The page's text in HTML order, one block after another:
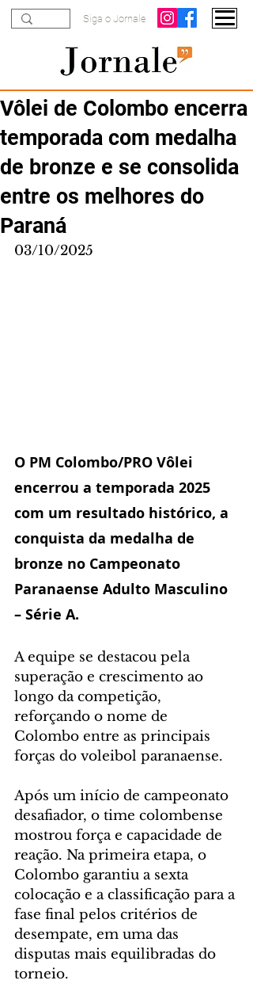
Siga o Jornale
Vôlei de Colombo encerra
temporada com medalha
de bronze e se consolida
entre os melhores do
Paraná
03/10/2025
O PM Colombo/PRO Vôlei
encerrou a temporada 2025
com um resultado histórico, a
conquista da medalha de
bronze no Campeonato
Paranaense Adulto Masculino
– Série A.
A equipe se destacou pela
superação e crescimento ao
longo da competição,
reforçando o nome de
Colombo entre as principais
forças do voleibol paranaense.
Após um início de campeonato
desafiador, o time colombense
mostrou força e capacidade de
reação. Na primeira etapa, o
Colombo garantiu a sexta
colocação e a classificação para a
fase final pelos critérios de
desempate, em uma das
disputas mais equilibradas do
torneio.